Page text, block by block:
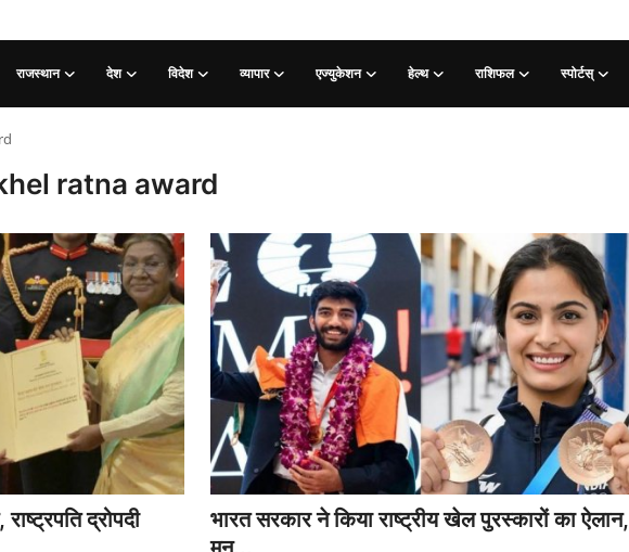
राजस्थान देश विदेश व्यापार एज्युकेशन हेल्थ राशिफल स्पोर्टस्
ratna award
द्रोपदी
भारत सरकार ने किया राष्ट्रीय खेल पुरस्कारों का ऐलान,